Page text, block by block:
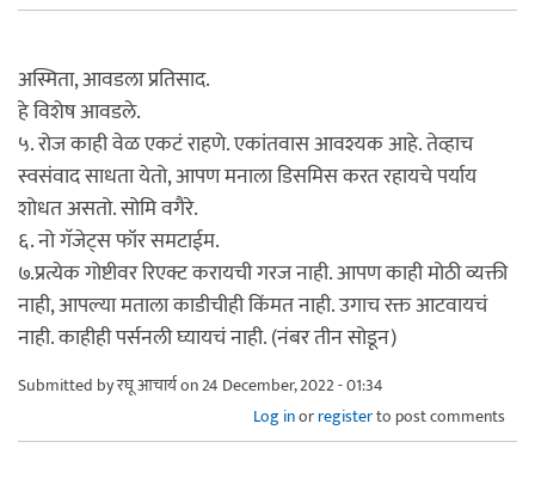
अस्मिता, आवडला प्रतिसाद.
हे विशेष आवडले.
५. रोज काही वेळ एकटं राहणे. एकांतवास आवश्यक आहे. तेव्हाच
स्वसंवाद साधता येतो, आपण मनाला डिसमिस करत रहायचे पर्याय
शोधत असतो. सोमि वगैरे.
६. नो गॅजेट्स फॉर समटाईम.
७.प्रत्येक गोष्टीवर रिएक्ट करायची गरज नाही. आपण काही मोठी व्यक्ती
नाही, आपल्या मताला काडीचीही किंमत नाही. उगाच रक्त आटवायचं
नाही. काहीही पर्सनली घ्यायचं नाही. (नंबर तीन सोडून)
Submitted byरघू आचार्यon 24 December, 2022 - 01:34
Log inorregisterto post comments